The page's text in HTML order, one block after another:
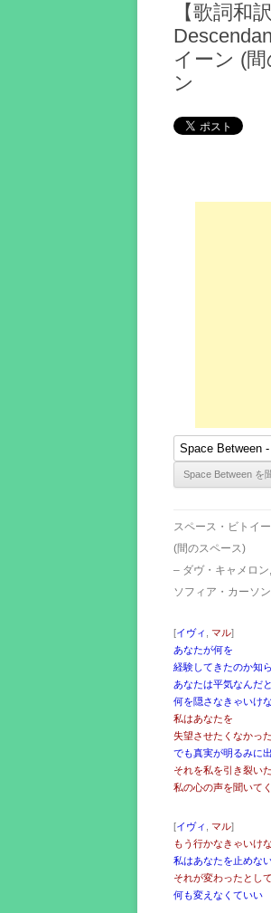
【歌詞和
イーン (
ン
スペース・ビトイ
(間のスペース)
– ダヴ・キャメロン,
ソフィア・カーソン
[イヴィ マル]
あなたが何を
経験してきたのか知
あなたは平気なんだ
何を隠さなきゃいけ
私はあなたを
失望させたくなかった
でも真実が明るみに
それを私を引き裂いた
私の心の声を聞いて
[イヴィ マル]
もう行かなきゃいけ
私はあなたを止めな
それが変わったとし
何も変えなくていい